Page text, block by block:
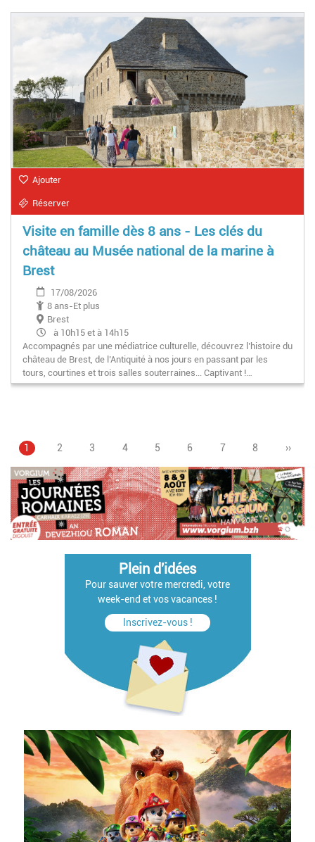
Ajouter
Réserver
Visite en famille dès 8 ans - Les clés du
château au Musée national de la marine à
Brest
17/08/2026
8 ans-Et plus
Brest
à 10h15 et à 14h15
Accompagnés par une médiatrice culturelle, découvrez l’histoire du
château de Brest, de l’Antiquité à nos jours en passant par les
tours, courtines et trois salles souterraines... Captivant !…
Pagination
Page
1 Page
2 Page
3 Page
4 Page
5 Page
6 Page
7 Page
8
Page
››
Plein d'idées
Pour sauver votre mercredi, votre
week-end et vos vacances !
Inscrivez-vous !